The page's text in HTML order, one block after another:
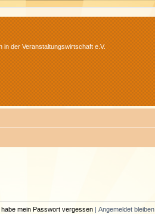
der Veranstaltungswirtschaft e.V.
habe mein Passwort vergessen Angemeldet bleiben